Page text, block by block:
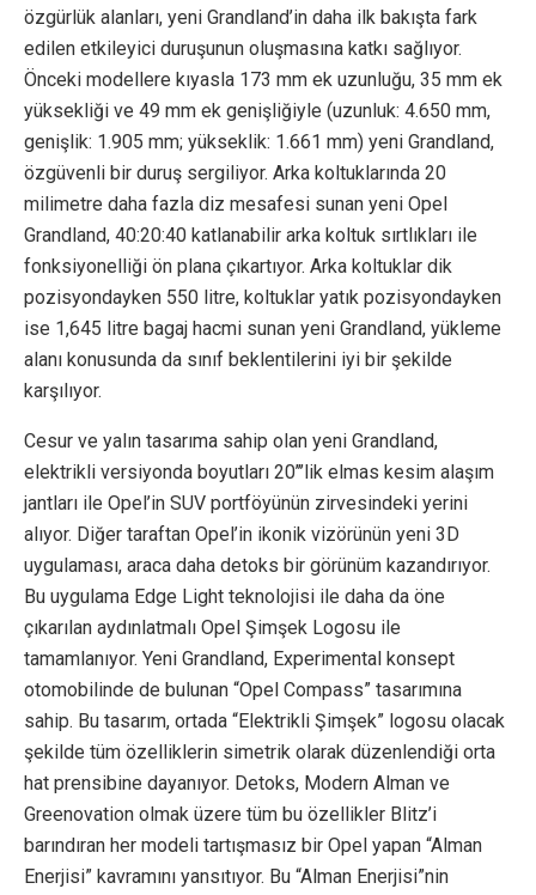
özgürlük alanları, yeni Grandland’in daha ilk bakışta fark
edilen etkileyici duruşunun oluşmasına katkı sağlıyor.
Önceki modellere kıyasla 173 mm ek uzunluğu, 35 mm ek
yüksekliği ve 49 mm ek genişliğiyle (uzunluk: 4.650 mm,
genişlik: 1.905 mm; yükseklik: 1.661 mm) yeni Grandland,
özgüvenli bir duruş sergiliyor. Arka koltuklarında 20
milimetre daha fazla diz mesafesi sunan yeni Opel
Grandland, 40:20:40 katlanabilir arka koltuk sırtlıkları ile
fonksiyonelliği ön plana çıkartıyor. Arka koltuklar dik
pozisyondayken 550 litre, koltuklar yatık pozisyondayken
ise 1,645 litre bagaj hacmi sunan yeni Grandland, yükleme
alanı konusunda da sınıf beklentilerini iyi bir şekilde
karşılıyor.
Cesur ve yalın tasarıma sahip olan yeni Grandland,
elektrikli versiyonda boyutları 20’’’lik elmas kesim alaşım
jantları ile Opel’in SUV portföyünün zirvesindeki yerini
alıyor. Diğer taraftan Opel’in ikonik vizörünün yeni 3D
uygulaması, araca daha detoks bir görünüm kazandırıyor.
Bu uygulama Edge Light teknolojisi ile daha da öne
çıkarılan aydınlatmalı Opel Şimşek Logosu ile
tamamlanıyor. Yeni Grandland, Experimental konsept
otomobilinde de bulunan “Opel Compass” tasarımına
sahip. Bu tasarım, ortada “Elektrikli Şimşek” logosu olacak
şekilde tüm özelliklerin simetrik olarak düzenlendiği orta
hat prensibine dayanıyor. Detoks, Modern Alman ve
Greenovation olmak üzere tüm bu özellikler Blitz’i
barındıran her modeli tartışmasız bir Opel yapan “Alman
Enerjisi” kavramını yansıtıyor. Bu “Alman Enerjisi”nin